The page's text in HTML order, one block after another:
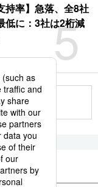
5
持率】急落、全8社
低に：3社は2桁減